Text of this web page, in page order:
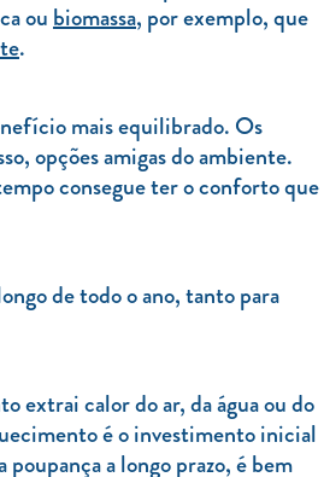
oubiomassa, por exemplo, que
.
mais equilibrado. Os
opções amigas do ambiente.
consegue ter o conforto que
de todo o ano, tanto para
extrai calor do ar, da água ou do
é o investimento inicial
a longo prazo, é bem